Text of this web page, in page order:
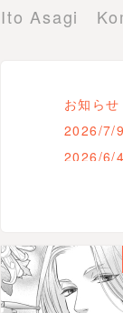
Ito Asagi
お知らせ
2026/7/9
2026/6/4
2025/3/6
2024/